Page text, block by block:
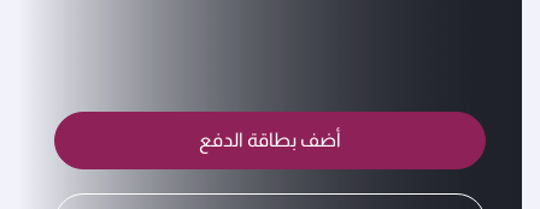
أضف بطاقة الدفع